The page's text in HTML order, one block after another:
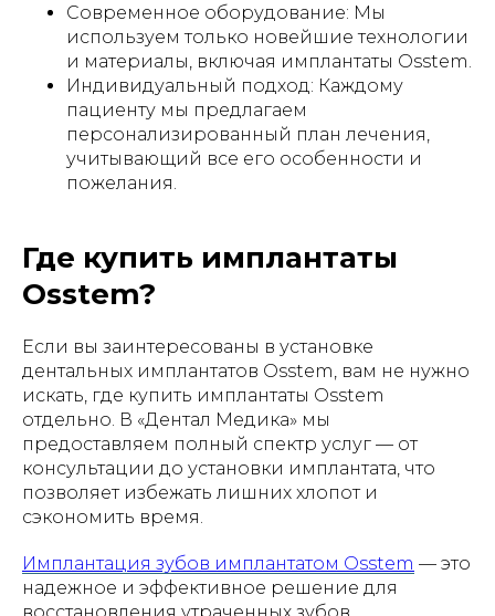
Современное оборудование: Мы
используем только новейшие технологии
и материалы, включая имплантаты Osstem.
Индивидуальный подход: Каждому
пациенту мы предлагаем
персонализированный план лечения,
учитывающий все его особенности и
пожелания.
Где купить имплантаты
Osstem?
Если вы заинтересованы в установке
дентальных имплантатов Osstem, вам не нужно
искать, где купить имплантаты Osstem
отдельно. В «Дентал Медика» мы
предоставляем полный спектр услуг — от
консультации до установки имплантата, что
позволяет избежать лишних хлопот и
сэкономить время.
Имплантация зубов имплантатом Osstem — это
надежное и эффективное решение для
восстановления утраченных зубов.